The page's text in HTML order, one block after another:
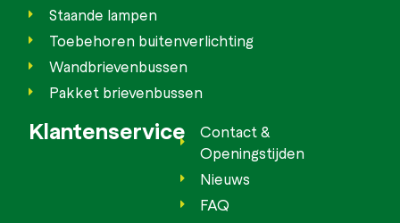
Staande lampen
Toebehoren buitenverlichting
Wandbrievenbussen
Pakket brievenbussen
Klantenservice
Contact &
Openingstijden
Nieuws
FAQ